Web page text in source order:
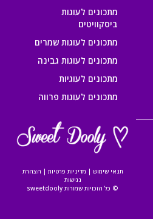
מתכונים לעוגות
ביסקוויטים
מתכונים לעוגות שמרים
מתכונים לעוגות גבינה
מתכונים לעוגיות
מתכונים לעוגות פרווה
תנאי שימוש | מדיניות פרטיות | הצהרת
נגישות
© כל הזכויות שמורות sweetdooly